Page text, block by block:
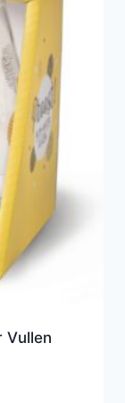
Vullen